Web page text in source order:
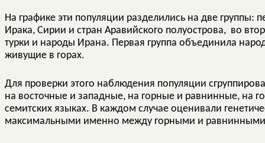
На графике эти популяции разделились на две
Ирака, Сирии и стран Аравийского полуострова, во
турки и народы Ирана. Первая группа объединила
живущие в горах.
Для проверки этого наблюдения популяции
на восточные и западные, на горные и равнинные, на
семитских языках. В каждом случае оценивали
максимальными именно между горными и